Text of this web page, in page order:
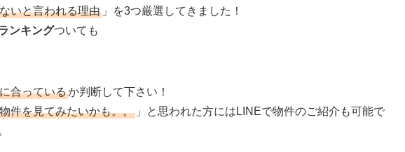
いと言われる理由 」を3つ厳選してきました！
ンキングついても
合っているか判断して下さい！
件を見てみたいかも。。 」と思われた方にはLINEで物件のご紹介も可能で